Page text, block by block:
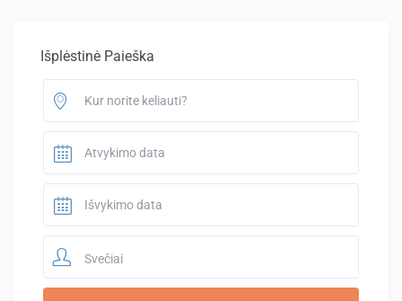
Išplėstinė Paieška
Svečiai